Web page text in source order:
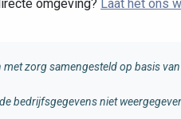
omgeving? Laat het ons
zorg samengesteld op basis
bedrijfsgegevens niet